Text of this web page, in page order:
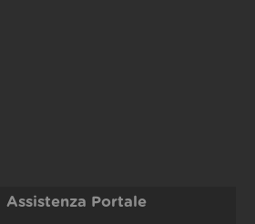
Assistenza Portale